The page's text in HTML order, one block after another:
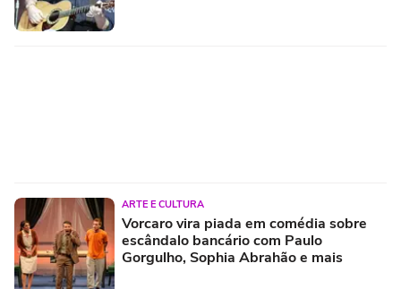
ARTE E CULTURA
Vorcaro vira piada em comédia sobre
escândalo bancário com Paulo
Gorgulho, Sophia Abrahão e mais